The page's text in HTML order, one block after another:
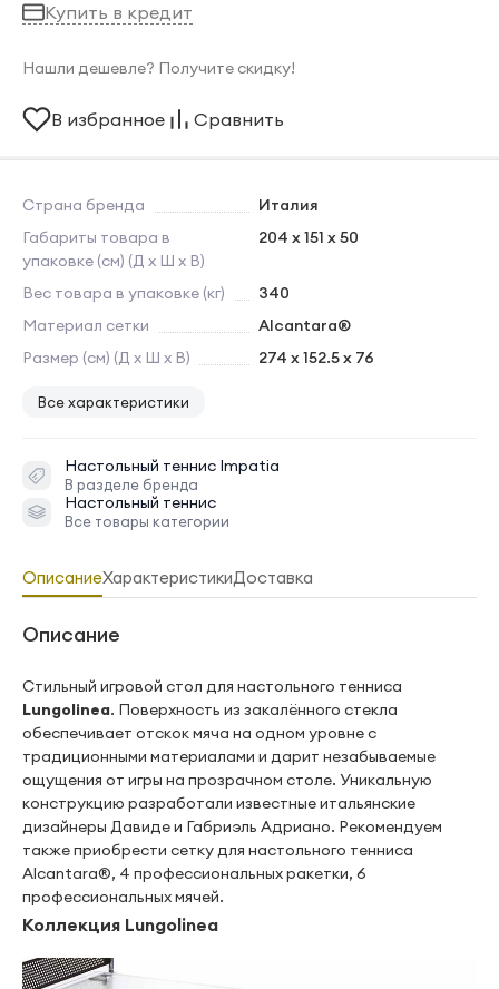
Страна бренда
Италия
Габариты товара в
упаковке (см) (Д х Ш х В)
204 x 151 x 50
Вес товара в упаковке (кг)
340
Материал сетки
Alcantara®
Размер (см) (Д х Ш х В)
274 x 152.5 x 76
Все характеристики
Настольный теннис Impatia
В разделе бренда
Настольный теннис
Все товары категории
Купить в кредит
Нашли дешевле? Получите скидку!
В избранное Сравнить
ОписаниеХарактеристикиДоставка
Описание
Стильный игровой стол для настольного тенниса
Lungolinea. Поверхность из закалённого стекла
обеспечивает отскок мяча на одном уровне с
традиционными материалами и дарит незабываемые
ощущения от игры на прозрачном столе. Уникальную
конструкцию разработали известные итальянские
дизайнеры Давиде и Габриэль Адриано. Рекомендуем
также приобрести сетку для настольного тенниса
Alcantara®, 4 профессиональных ракетки, 6
профессиональных мячей.
Коллекция Lungolinea